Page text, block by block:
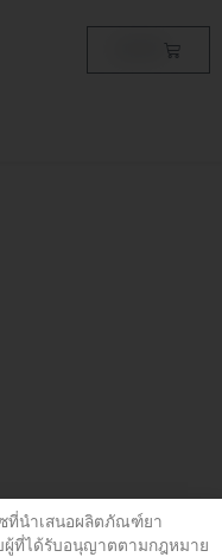
Cart
ที่นำเสนอผลิตภัณฑ์ยา
ที่ได้รับอนุญาตตามกฎหมาย